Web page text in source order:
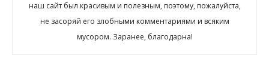
наш сайт был красивым и полезным, поэтому, пожалуйста,
не засоряй его злобными комментариями и всяким
мусором. Заранее, благодарна!